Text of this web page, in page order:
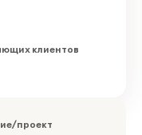
клиентов
проект